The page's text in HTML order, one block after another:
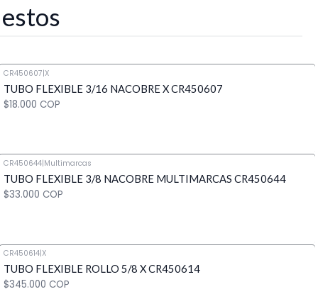
CR450607|X
TUBO FLEXIBLE 3/16 NACOBRE X CR450607
$18.000 COP
Cantidad
CR450644|Multimarcas
TUBO FLEXIBLE 3/8 NACOBRE MULTIMARCAS CR450644
$33.000 COP
Cantidad
CR450614|X
TUBO FLEXIBLE ROLLO 5/8 X CR450614
$345.000 COP